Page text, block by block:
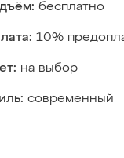
бесплатно
10%
на выбор
современный